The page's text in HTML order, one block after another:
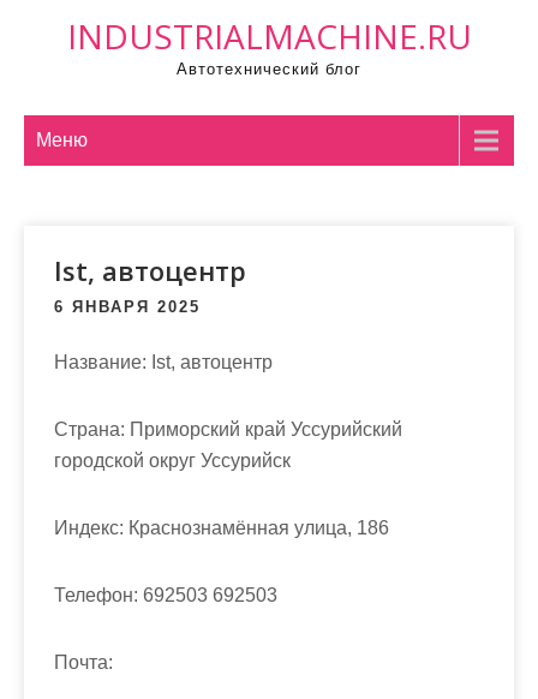
INDUSTRIALMACHINE.RU
Автотехнический блог
Меню
Ist, автоцентр
6 ЯНВАРЯ 2025
Название: Ist, автоцентр
Страна: Приморский край Уссурийский
городской округ Уссурийск
Индекс: Краснознамённая улица, 186
Телефон: 692503 692503
Почта: